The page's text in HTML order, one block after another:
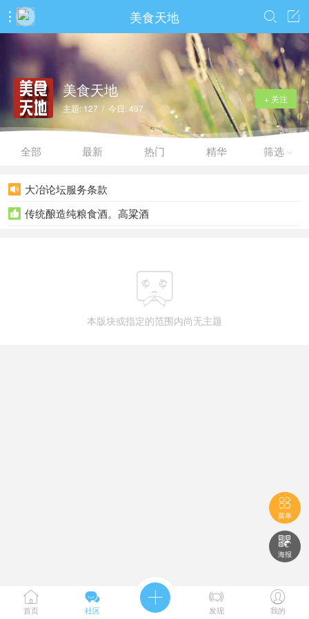
 美食天地 

+ 关注
美食天地
主题: 127 / 今日: 497
全部 最新 热门 精华 筛选 
 大冶论坛服务条款
 传统酿造纯粮食酒。高粱酒

本版块或指定的范围内尚无主题

菜单

海报

首页

社区
 
发现

我的